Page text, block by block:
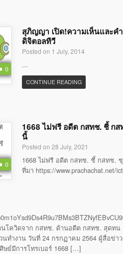
0
สุภิญญา เปิด!ความเห็นและค
ดิจิตอลทีวี
Posted on 1 July, 2014
...
CONTINUE READING
0
1668 ไม่ฟรี อดีต กสทช. ชี้ ก
นี้
Posted on 28 July, 2021
1668 ไม่ฟรี อดีต กสทช. ชี้ กสทช.
ที่มา https://www.prachachat.net/
นโควิดจาก กสทช. ด้านอดีต กสทช. สุดท
ทำงาน วันที่ 24 กรกฏาคม 2564 ผู้สื่อข่า
ย์มีการโทรเบอร์ 1668 […]